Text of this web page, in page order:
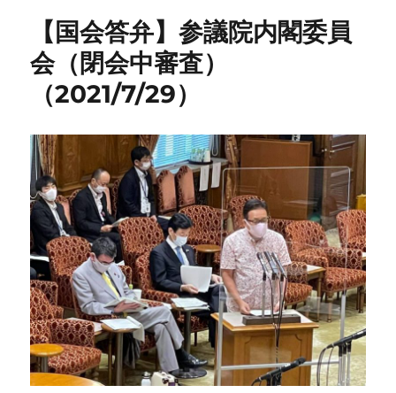
【国会答弁】参議院内閣委員
会（閉会中審査）
（2021/7/29）